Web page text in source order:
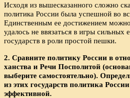
Исходя из вышесказанного сложно
политика России была успешной во
Единственным ее достижением
удалось не ввязаться в игры сильных
государств в роли простой пешки.
2. Сравните политику России в
ханства и Речи Посполитой
выберите самостоятельно).
из этих государств политика
эффективной.